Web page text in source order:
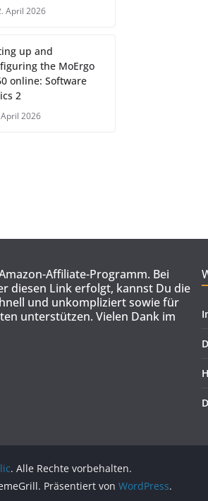
April 2026
up and
the MoErgo
online: Software
2
2026
Affiliate-Programm. Bei
diesen Link erfolgt, kannst Du die
und unkompliziert sowie für
unterstützen. Vielen Dank im
. Alle Rechte vorbehalten.
Präsentiert von WordPress.